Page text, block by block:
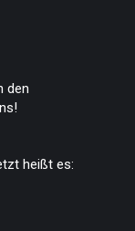
den
heißt es: